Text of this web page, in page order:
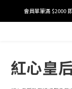
加入/驗證會
會員單筆滿 $2000
加入/驗證
紅心皇